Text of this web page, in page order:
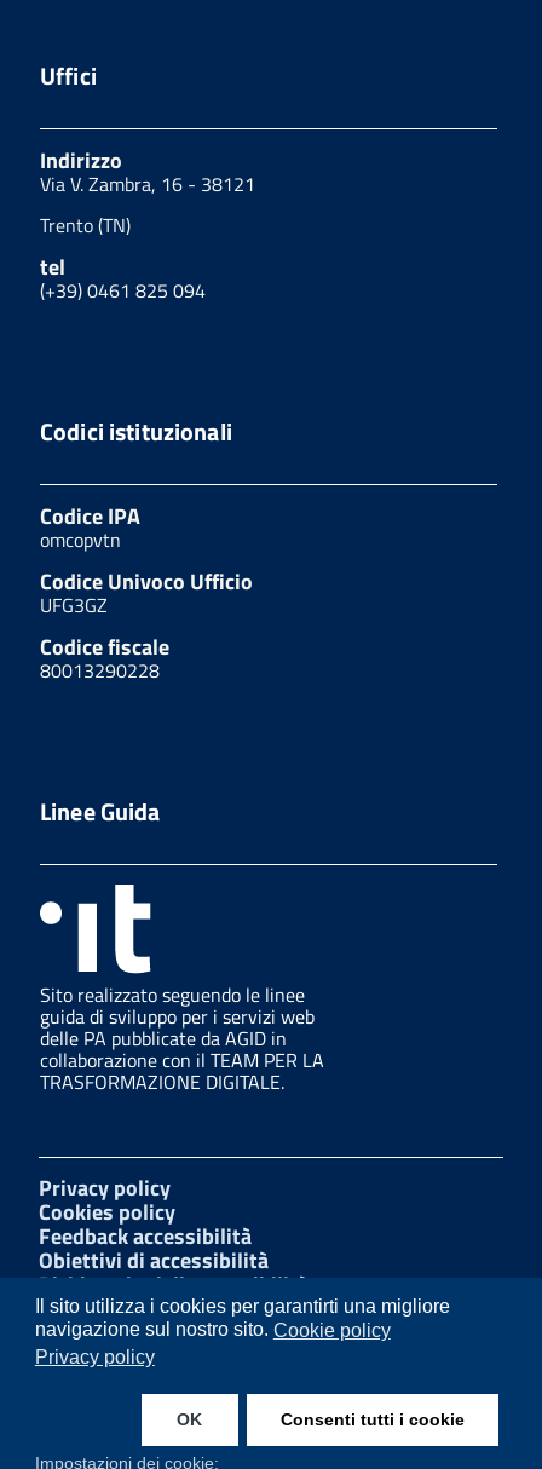
Il sito utilizza i cookies per garantirti una migliore
navigazione sul nostro sito. Cookie policy
Privacy policy
OK Consenti tutti i cookie
Impostazioni dei cookie:
Uffici
Indirizzo
Via V. Zambra, 16 - 38121
Trento (TN)
tel
(+39) 0461 825 094
Codici istituzionali
Codice IPA
omcopvtn
Codice Univoco Ufficio
UFG3GZ
Codice fiscale
80013290228
Linee Guida
Sito realizzato seguendo le linee
guida di sviluppo per i servizi web
delle PA pubblicate da AGID in
collaborazione con il TEAM PER LA
TRASFORMAZIONE DIGITALE.
Privacy policy
Cookies policy
Feedback accessibilità
Obiettivi di accessibilità
Dichiarazioni di accessibilità
Amministrazione Trasparente
Mappa del sito
Segnalazioni di illecito
Instagram
Facebook